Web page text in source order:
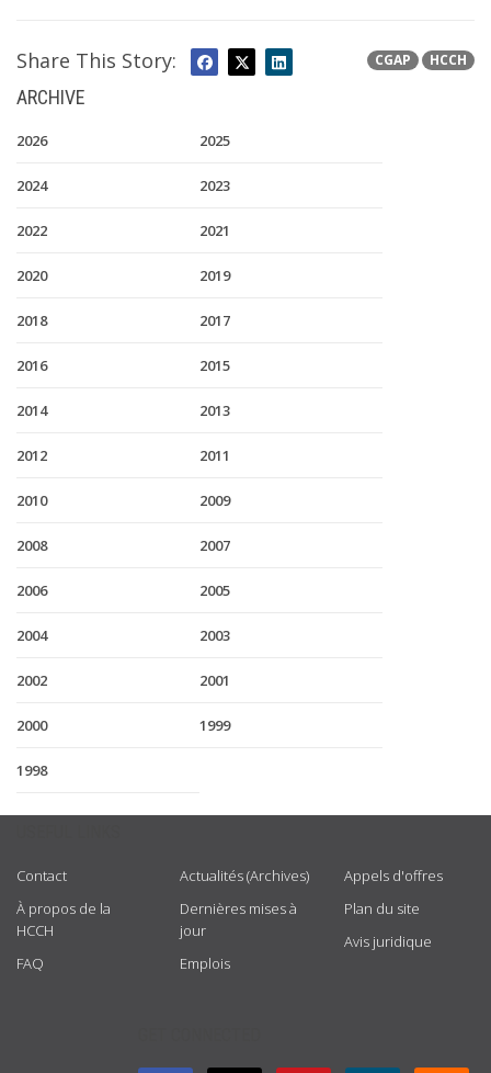
CGAP HCCH
Share This Story:
ARCHIVE
2026 2025
2024 2023
2022 2021
2020 2019
2018 2017
2016 2015
2014 2013
2012 2011
2010 2009
2008 2007
2006 2005
2004 2003
2002 2001
2000 1999
1998
Contact
À propos de la
HCCH
FAQ
Actualités (Archives)
Dernières mises à
jour
Emplois
Appels d'offres
Plan du site
Avis juridique